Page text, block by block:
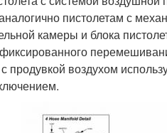
пистолетам с
камеры и блока
с продувкой воздухом